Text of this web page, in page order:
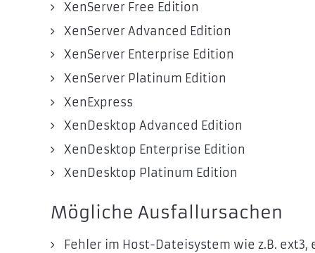
XenServer Free Edition
XenServer Advanced Edition
XenServer Enterprise Edition
XenServer Platinum Edition
XenExpress
XenDesktop Advanced Edition
XenDesktop Enterprise Edition
XenDesktop Platinum Edition
Mögliche Ausfallursachen
Fehler im Host-Dateisystem wie z.B. ext3,